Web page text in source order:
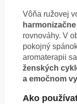
Vôňa ružovej
harmonizačne
rovnováhy. V
pokojný
aromaterapii
ženských
a emočnom
Ako